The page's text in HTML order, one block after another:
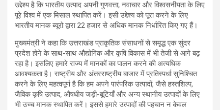
उद्देश्य है कि भारतीय उत्पाद अपनी गुणवत्ता, नवाचार और विश्वसनीयता के लिए
पूरे विश्व में एक मिसाल स्थापित करें। इसी उद्देश्य को पूरा करने के लिए
भारतीय मानक ब्यूरो द्वारा 22 हजार से अधिक मानक निर्धारित किए गए हैं।
मुख्यमंत्री ने कहा कि उत्तराखंड प्राकृतिक संसाधनों से समृद्ध एक सुंदर
प्रदेश होने के साथ-साथ औद्योगिक और कृषि विकास में भी तेजी से आगे बढ़
रहा है। इसलिए हमारे राज्य में मानकों का पालन करने की अत्यधिक
आवश्यकता है। राष्ट्रीय और अंतरराष्ट्रीय बाजार में प्रतिस्पर्धा सुनिश्चित
करने के लिए महत्वपूर्ण है कि हम अपने पारंपरिक उत्पादों, जैसे हस्तशिल्प,
जैविक कृषि उत्पाद, औषधीय जड़ी-बूटियाँ और अन्य स्थानीय उत्पादों के लिए
भी उच्च मानक स्थापित करें। इससे हमारे उत्पादों की पहचान न केवल